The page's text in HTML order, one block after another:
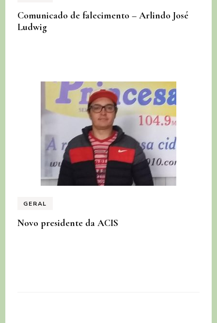
Comunicado de falecimento – Arlindo José
Ludwig
GERAL
Novo presidente da ACIS